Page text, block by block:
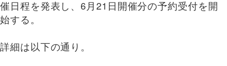
催日程を発表し、6月21日開催分の予約受付を開
始する。
詳細は以下の通り。